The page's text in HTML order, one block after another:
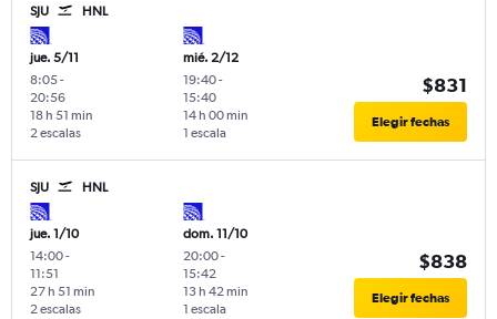
SJU HNL
jue. 5/11
8:05-
20:56
2 escalas
18 h 51 min
mié. 2/12
19:40-
15:40
1 escala
14 h 00 min
$831
Elegir fechas
SJU HNL
jue. 1/10
14:00-
11:51
2 escalas
27 h 51 min
dom. 11/10
20:00-
15:42
1 escala
13 h 42 min
$838
Elegir fechas